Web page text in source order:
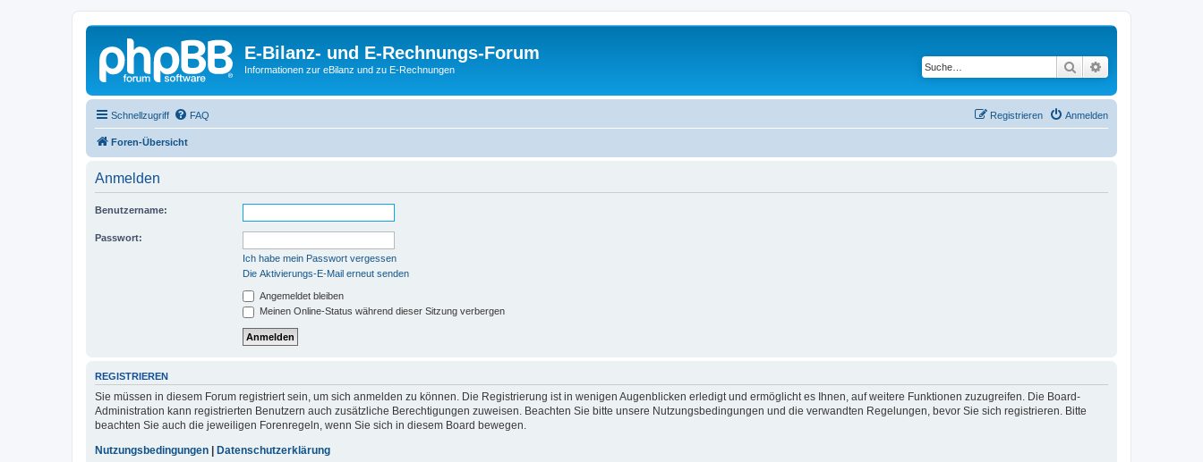
E-Bilanz- und E-Rechnungs-Forum
Informationen zur eBilanz und zu E-Rechnungen Suche
Schnellzugriff FAQ Anmelden
Registrieren
Foren-Übersicht
Anmelden
Benutzername:
Passwort:
Ich habe mein Passwort vergessen
Die Aktivierungs-E-Mail erneut senden
Angemeldet bleiben
Meinen Online-Status während dieser Sitzung verbergen
REGISTRIEREN
Sie müssen in diesem Forum registriert sein, um sich anmelden zu können. Die Registrierung ist in wenigen Augenblicken erledigt und ermöglicht es Ihnen, auf weitere Funktionen zuzugreifen. Die Board-
Administration kann registrierten Benutzern auch zusätzliche Berechtigungen zuweisen. Beachten Sie bitte unsere Nutzungsbedingungen und die verwandten Regelungen, bevor Sie sich registrieren. Bitte
beachten Sie auch die jeweiligen Forenregeln, wenn Sie sich in diesem Board bewegen.
Nutzungsbedingungen
Datenschutzerklärung